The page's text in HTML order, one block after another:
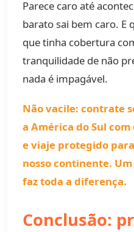
Parece caro até
barato sai bem caro. E
que tinha cobertura
tranquilidade de não
nada é impagável.
Não vacile: contrate
a América do Sul
e viaje protegido
nosso continente.
faz toda a diferença.
Conclusão: